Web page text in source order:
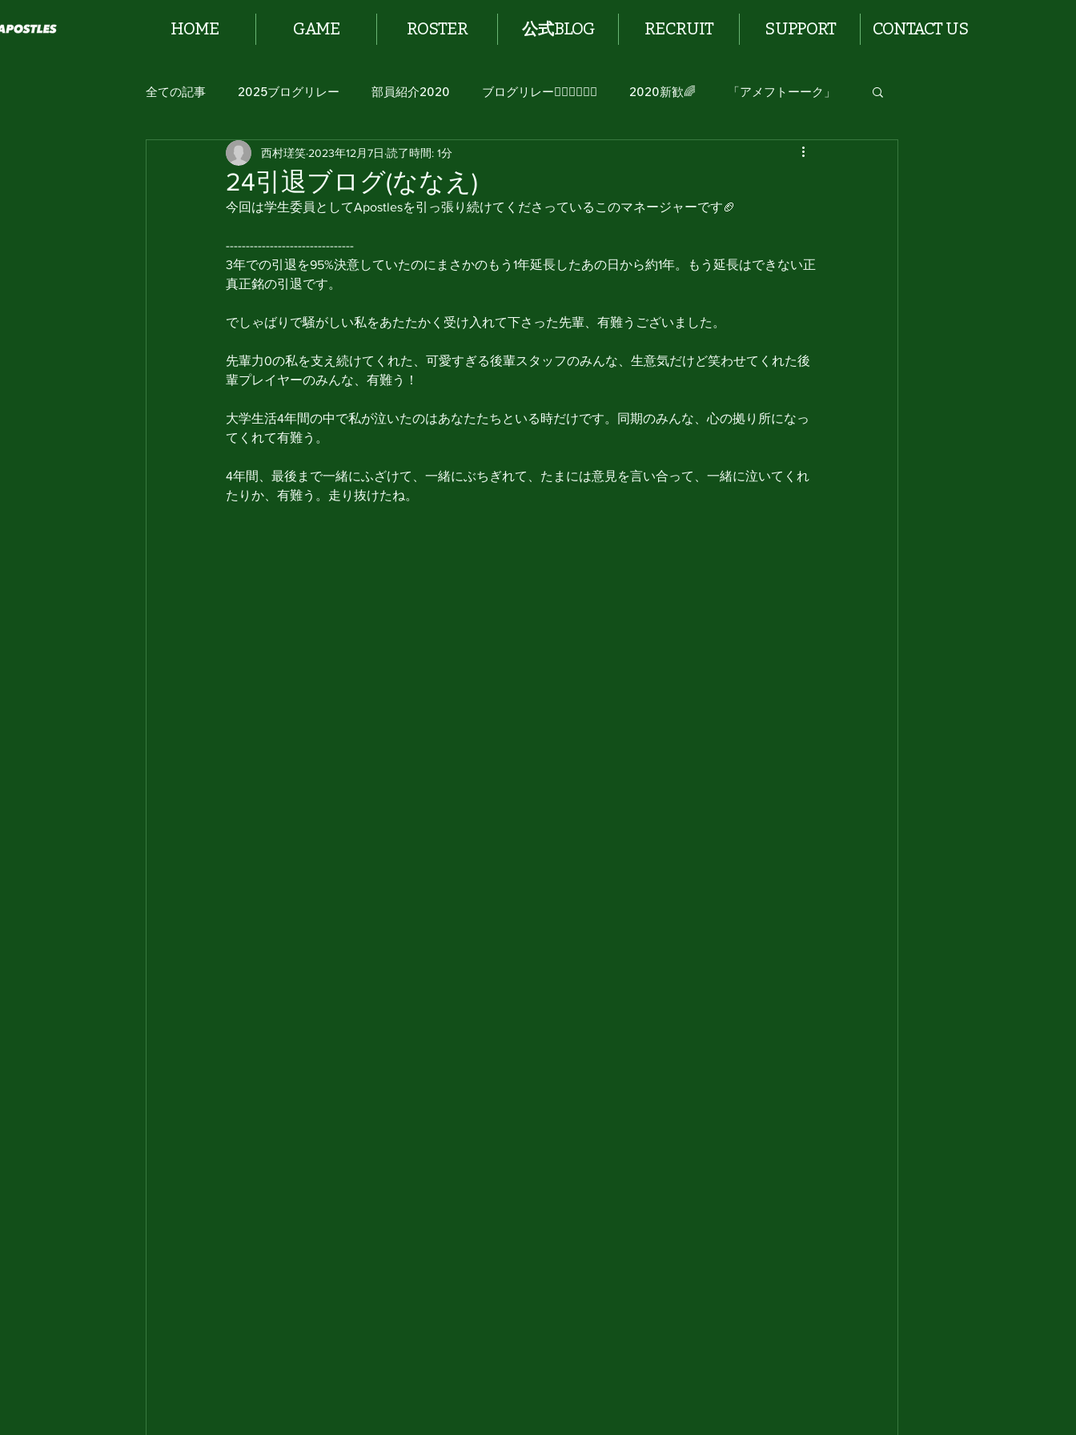
HOME GAME ROSTER 公式BLOG RECRUIT SUPPORT CONTACT US
全ての記事 2025ブログリレー 部員紹介2020 ブログリレー🏃🏻‍♂️🏃🏻‍♀️ 2020新歓🌈 「アメフトーーク」
2024 ブログリレー！
24引退ブログ(ななえ)
西村瑳笑 2023年12月7日 読了時間: 1分
今回は学生委員としてApostlesを引っ張り続けてくださっているこのマネージャーです🏈
--------------------------------
3年での引退を95%決意していたのにまさかのもう1年延長したあの日から約1年。もう延長はできない正
真正銘の引退です。
でしゃばりで騒がしい私をあたたかく受け入れて下さった先輩、有難うございました。
先輩力0の私を支え続けてくれた、可愛すぎる後輩スタッフのみんな、生意気だけど笑わせてくれた後
輩プレイヤーのみんな、有難う！
大学生活4年間の中で私が泣いたのはあなたたちといる時だけです。同期のみんな、心の拠り所になっ
てくれて有難う。
4年間、最後まで一緒にふざけて、一緒にぶちぎれて、たまには意見を言い合って、一緒に泣いてくれ
たりか、有難う。走り抜けたね。